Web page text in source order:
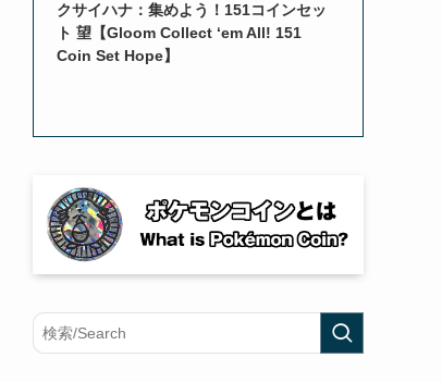
クサイハナ：集めよう！151コインセッ
ト 望【Gloom Collect ‘em All! 151
Coin Set Hope】